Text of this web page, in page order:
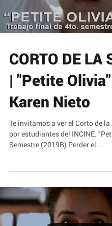
Load video
CORTO DE LA
| "Petite Olivia"
Karen Nieto
Te invitamos a ver el Corto de la
Semestre (2019B) Perder el...